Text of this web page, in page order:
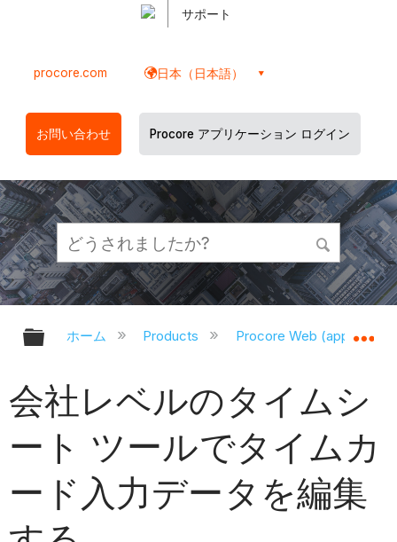
サポート
procore.com 日本（日本語）
お問い合わせ Procore アプリケーション ログイン
グローバル階層を展開/折りたたむ
ホーム Products Procore Web
会社レベルのタイムシ
ート ツールでタイムカ
ード入力データを編集